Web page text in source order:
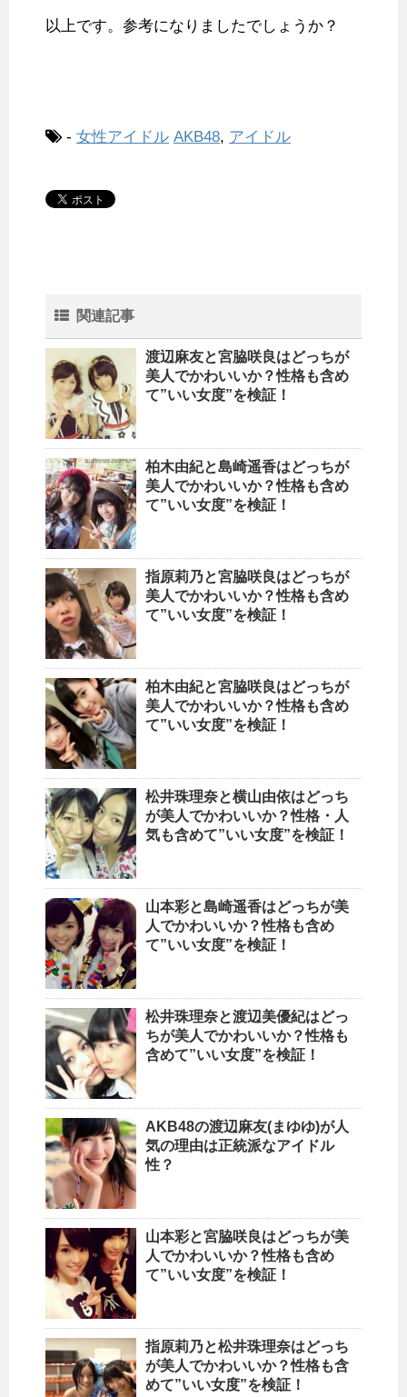
以上です。参考になりましたでしょうか？
- 女性アイドル AKB48, アイドル
関連記事
渡辺麻友と宮脇咲良はどっちが
美人でかわいいか？性格も含め
て”いい女度”を検証！
柏木由紀と島崎遥香はどっちが
美人でかわいいか？性格も含め
て”いい女度”を検証！
指原莉乃と宮脇咲良はどっちが
美人でかわいいか？性格も含め
て”いい女度”を検証！
柏木由紀と宮脇咲良はどっちが
美人でかわいいか？性格も含め
て”いい女度”を検証！
松井珠理奈と横山由依はどっち
が美人でかわいいか？性格・人
気も含めて”いい女度”を検証！
山本彩と島崎遥香はどっちが美
人でかわいいか？性格も含め
て”いい女度”を検証！
松井珠理奈と渡辺美優紀はどっ
ちが美人でかわいいか？性格も
含めて”いい女度”を検証！
AKB48の渡辺麻友(まゆゆ)が人
気の理由は正統派なアイドル
性？
山本彩と宮脇咲良はどっちが美
人でかわいいか？性格も含め
て”いい女度”を検証！
指原莉乃と松井珠理奈はどっち
が美人でかわいいか？性格も含
めて”いい女度”を検証！